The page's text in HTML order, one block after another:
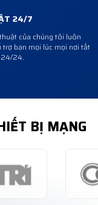
24/7
của chúng tôi luôn
trợ bạn mọi lúc mọi nơi tất
24/24.
BỊ MẠNG